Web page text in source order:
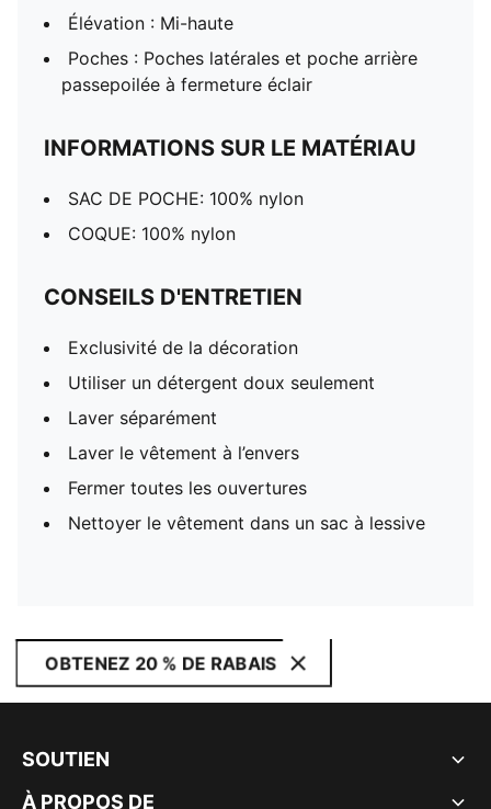
Élévation : Mi-haute
Poches : Poches latérales et poche arrière
passepoilée à fermeture éclair
INFORMATIONS SUR LE MATÉRIAU
SAC DE POCHE: 100% nylon
COQUE: 100% nylon
CONSEILS D'ENTRETIEN
Exclusivité de la décoration
Utiliser un détergent doux seulement
Laver séparément
Laver le vêtement à l’envers
Fermer toutes les ouvertures
Nettoyer le vêtement dans un sac à lessive
OBTENEZ 20 % DE RABAIS
SOUTIEN
À PROPOS DE